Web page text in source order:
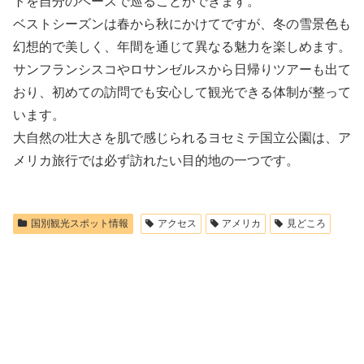
ベストシーズンは春から秋にかけてですが、冬の雪景色も
幻想的で美しく、年間を通じて異なる魅力を楽しめます。
サンフランシスコやロサンゼルスから日帰りツアーも出て
おり、初めての訪問でも安心して観光できる体制が整って
います。
大自然の壮大さを肌で感じられるヨセミテ国立公園は、ア
メリカ旅行では必ず訪れたい目的地の一つです。
国別観光スポット情報 アクセス アメリカ 見どころ